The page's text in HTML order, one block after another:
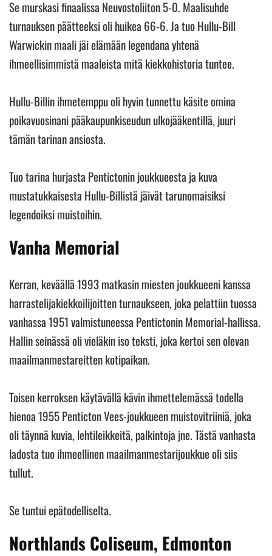
Se murskasi finaalissa Neuvostoliiton 5-0. Maalisuhde
turnauksen päätteeksi oli huikea 66-6. Ja tuo Hullu-Bill
Warwickin maali jäi elämään legendana yhtenä
ihmeellisimmistä maaleista mitä kiekkohistoria tuntee.
Hullu-Billin ihmetemppu oli hyvin tunnettu käsite omina
poikavuosinani pääkaupunkiseudun ulkojääkentillä, juuri
tämän tarinan ansiosta.
Tuo tarina hurjasta Pentictonin joukkueesta ja kuva
mustatukkaisesta Hullu-Billistä jäivät tarunomaisiksi
legendoiksi muistoihin.
Vanha Memorial
Kerran, keväällä 1993 matkasin miesten joukkueeni kanssa
harrastelijakiekkoilijoitten turnaukseen, joka pelattiin tuossa
vanhassa 1951 valmistuneessa Pentictonin Memorial-hallissa.
Hallin seinässä oli vieläkin iso teksti, joka kertoi sen olevan
maailmanmestareitten kotipaikan.
Toisen kerroksen käytävällä kävin ihmettelemässä todella
hienoa 1955 Penticton Vees-joukkueen muistovitriiniä, joka
oli täynnä kuvia, lehtileikkeitä, palkintoja jne. Tästä vanhasta
ladosta tuo ihmeellinen maailmanmestarijoukkue oli siis
tullut.
Se tuntui epätodelliselta.
Northlands Coliseum, Edmonton